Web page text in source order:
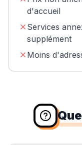
d'accueil
Services
supplément
Moins